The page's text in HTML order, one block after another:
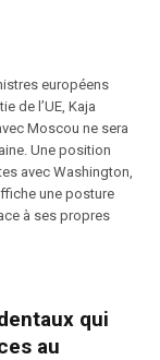
européens
de l’UE, Kaja
Moscou ne sera
Une position
avec Washington,
une posture
à ses propres
qui
au